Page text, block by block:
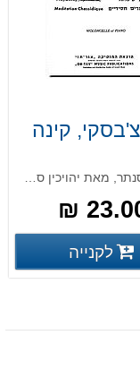
קינה
23.00
פרטים נוספים
לקנייה